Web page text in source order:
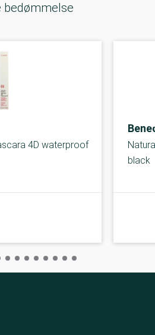
bedømmelse
4D waterproof
black
A-kolbe